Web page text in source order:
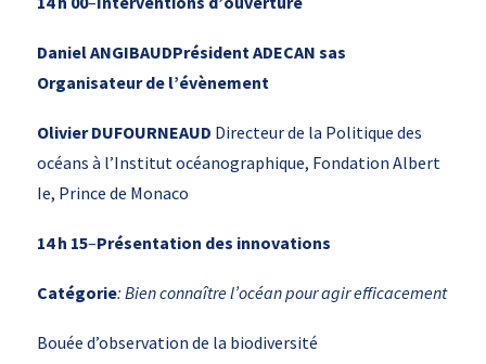
Daniel ANGIBAUDPrésident ADECAN sas
Organisateur de l’évènement
Olivier DUFOURNEAUD Directeur de la Politique des
océans à l’Institut océanographique, Fondation Albert
Ie, Prince de Monaco
14 h 15–Présentation des innovations
Catégorie: Bien connaître l’océan pour agir efficacement
Bouée d’observation de la biodiversité